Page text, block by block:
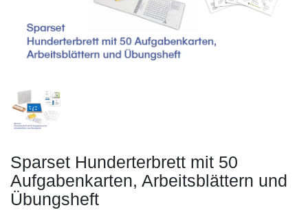
Sparset Hunderterbrett mit 50
Aufgabenkarten, Arbeitsblättern und
Übungsheft